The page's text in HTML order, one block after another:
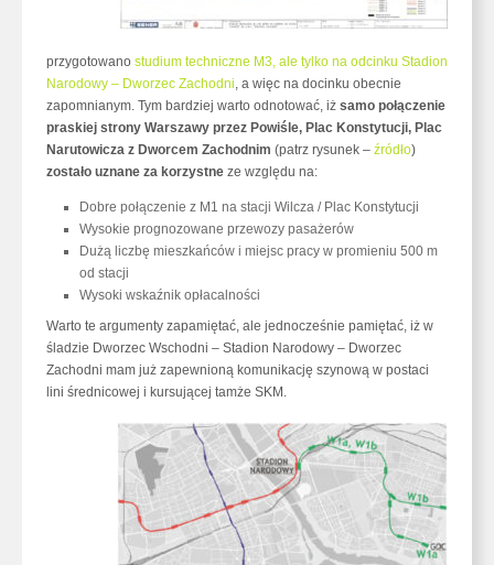
przygotowano studium techniczne M3, ale tylko na odcinku Stadion
Narodowy – Dworzec Zachodni, a więc na docinku obecnie
zapomnianym. Tym bardziej warto odnotować, iż samo połączenie
praskiej strony Warszawy przez Powiśle, Plac Konstytucji, Plac
Narutowicza z Dworcem Zachodnim (patrz rysunek – źródło)
zostało uznane za korzystne ze względu na:
Dobre połączenie z M1 na stacji Wilcza / Plac Konstytucji
Wysokie prognozowane przewozy pasażerów
Dużą liczbę mieszkańców i miejsc pracy w promieniu 500 m
od stacji
Wysoki wskaźnik opłacalności
Warto te argumenty zapamiętać, ale jednocześnie pamiętać, iż w
śladzie Dworzec Wschodni – Stadion Narodowy – Dworzec
Zachodni mam już zapewnioną komunikację szynową w postaci
lini średnicowej i kursującej tamże SKM.